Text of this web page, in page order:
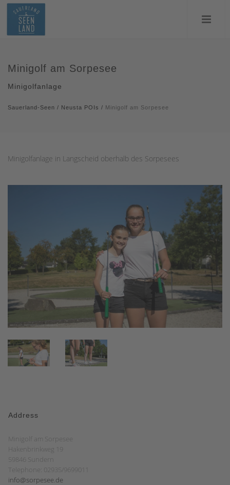
Minigolf am Sorpesee
Minigolfanlage
Sauerland-Seen / Neusta POIs / Minigolf am Sorpesee
Minigolfanlage in Langscheid oberhalb des Sorpesees
Address
Minigolf am Sorpesee
Hakenbrinkweg 19
59846 Sundern
Telephone: 02935/9699011
info@sorpesee.de